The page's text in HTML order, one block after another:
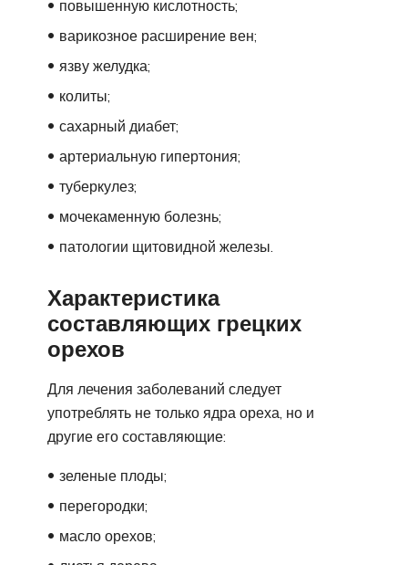
повышенную кислотность;
варикозное расширение вен;
язву желудка;
колиты;
сахарный диабет;
артериальную гипертония;
туберкулез;
мочекаменную болезнь;
патологии щитовидной железы.
Характеристика
составляющих грецких
орехов
Для лечения заболеваний следует
употреблять не только ядра ореха, но и
другие его составляющие:
зеленые плоды;
перегородки;
масло орехов;